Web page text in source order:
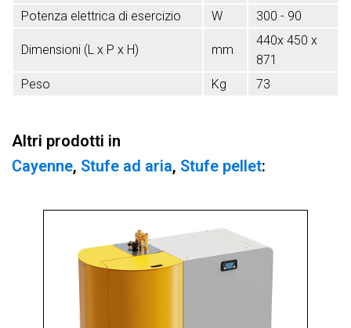
Potenza elettrica di esercizio
W 300 - 90
Dimensioni (L x P x H) mm
440x 450 x
871
Peso
Kg 73
Altri prodotti in
Cayenne, Stufe ad aria, Stufe pellet: